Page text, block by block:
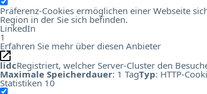
Präferenz-Cookies ermöglichen einer Webseite
Region in der Sie sich befinden.
LinkedIn
1
Erfahren Sie mehr über diesen Anbieter
lidcRegistriert, welcher Server-Cluster den
Maximale Speicherdauer: 1 TagTyp: HTTP-
Statistiken 10